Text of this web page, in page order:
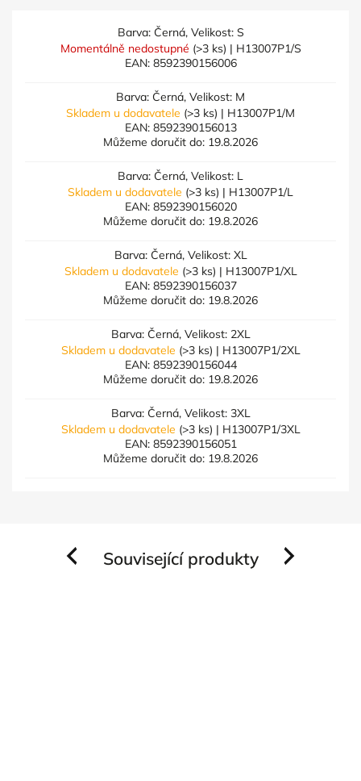
Barva: Černá, Velikost: S
Momentálně nedostupné (>3 ks) | H13007P1/S
EAN: 8592390156006
Barva: Černá, Velikost: M
Skladem u dodavatele (>3 ks) | H13007P1/M
EAN: 8592390156013
Můžeme doručit do: 19.8.2026
Barva: Černá, Velikost: L
Skladem u dodavatele (>3 ks) | H13007P1/L
EAN: 8592390156020
Můžeme doručit do: 19.8.2026
Barva: Černá, Velikost: XL
Skladem u dodavatele (>3 ks) | H13007P1/XL
EAN: 8592390156037
Můžeme doručit do: 19.8.2026
Barva: Černá, Velikost: 2XL
Skladem u dodavatele (>3 ks) | H13007P1/2XL
EAN: 8592390156044
Můžeme doručit do: 19.8.2026
Barva: Černá, Velikost: 3XL
Skladem u dodavatele (>3 ks) | H13007P1/3XL
EAN: 8592390156051
Můžeme doručit do: 19.8.2026
Související produkty
Previous Next